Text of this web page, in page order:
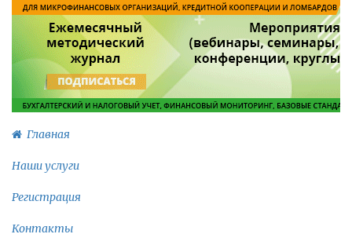
Главная
Наши услуги
Регистрация
Контакты